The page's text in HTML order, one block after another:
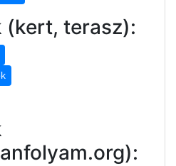
(kert, terasz):